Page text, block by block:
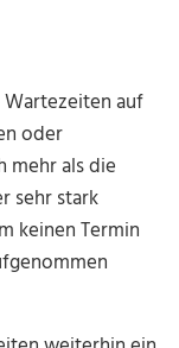
auf
oder
mehr als die
sehr stark
keinen Termin